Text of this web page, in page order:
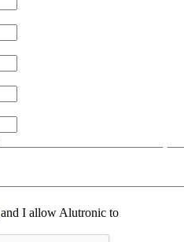
and I allow Alutronic to
❯